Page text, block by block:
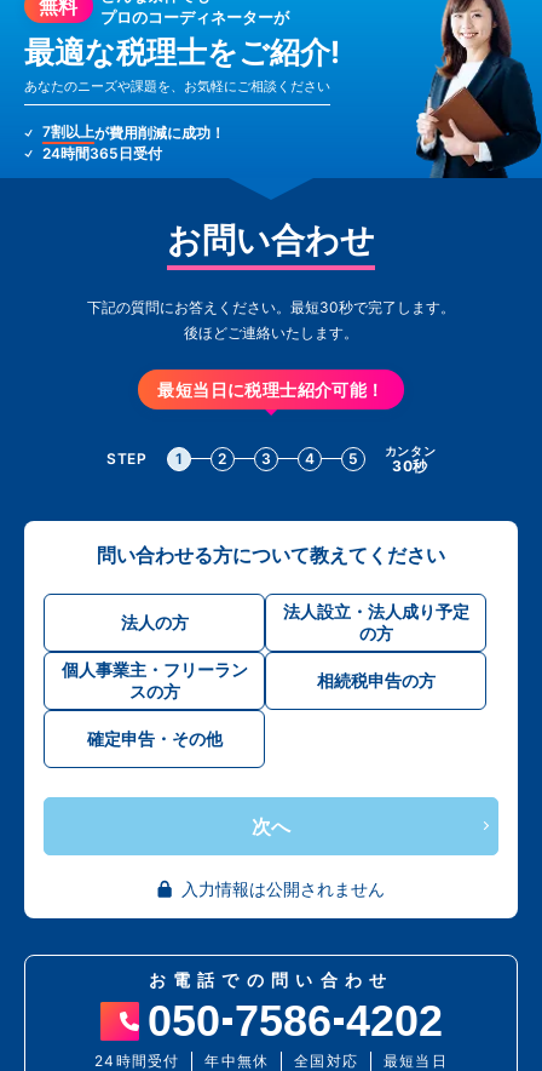
無料
プロのコーディネーターが
最適な税理士をご紹介!
あなたのニーズや課題を、お気軽にご相談ください
7割以上が費用削減に成功！
24時間365日受付
お問い合わせ
下記の質問にお答えください。最短30秒で完了します。
後ほどご連絡いたします。
最短当日に税理士紹介可能！
STEP 1 2 3 4 5 カンタン
30秒
問い合わせる方について教えてください
法人の方
法人設立・法人成り予定
の方
個人事業主・フリーラン
スの方
相続税申告の方
確定申告・その他
次へ
入力情報は公開されません
お電話での問い合わせ
050 7586 4202
24時間受付 年中無休 全国対応 最短当日